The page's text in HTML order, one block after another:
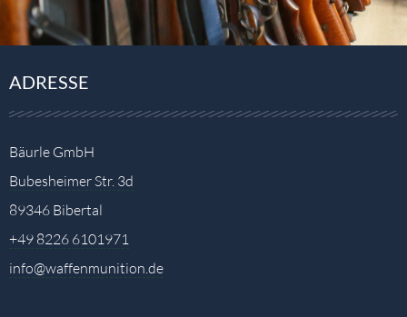
ADRESSE
Bäurle GmbH
Bubesheimer Str. 3d
89346 Bibertal
+49 8226 6101971
info@waffenmunition.de